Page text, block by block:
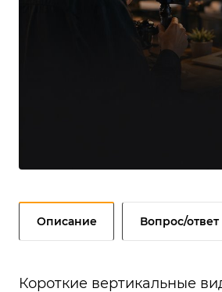
Описание Вопрос/ответ
Короткие вертикальные